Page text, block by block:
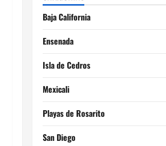
Baja California
Ensenada
Isla de Cedros
Mexicali
Playas de Rosarito
San Diego